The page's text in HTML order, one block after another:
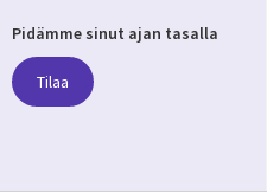
Pidämme sinut ajan tasalla
Tilaa